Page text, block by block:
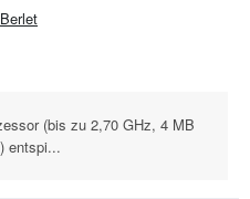
Berlet
(bis zu 2,70 GHz, 4 MB
entspi...